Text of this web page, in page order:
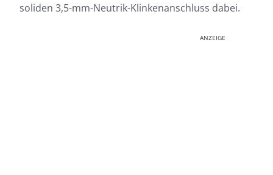
soliden 3,5-mm-Neutrik-Klinkenanschluss dabei.
ANZEIGE